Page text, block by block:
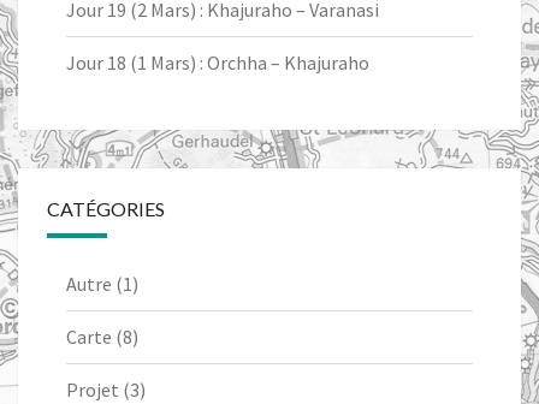
Jour 19 (2 Mars) : Khajuraho – Varanasi
Jour 18 (1 Mars) : Orchha – Khajuraho
CATÉGORIES
Autre (1)
Carte (8)
Projet (3)